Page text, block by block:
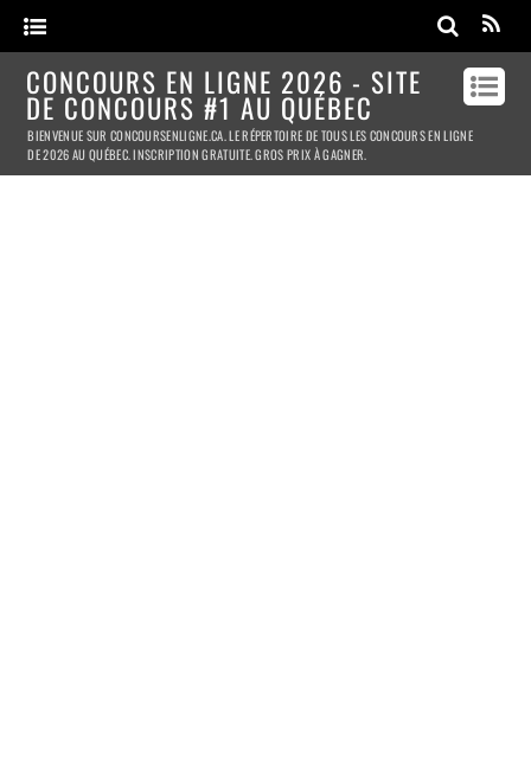
CONCOURS EN LIGNE 2026 - SITE
DE CONCOURS #1 AU QUÉBEC
BIENVENUE SUR CONCOURSENLIGNE.CA. LE RÉPERTOIRE DE TOUS LES CONCOURS EN LIGNE
DE 2026 AU QUÉBEC. INSCRIPTION GRATUITE. GROS PRIX À GAGNER.